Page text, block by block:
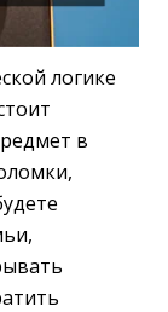
логике
в